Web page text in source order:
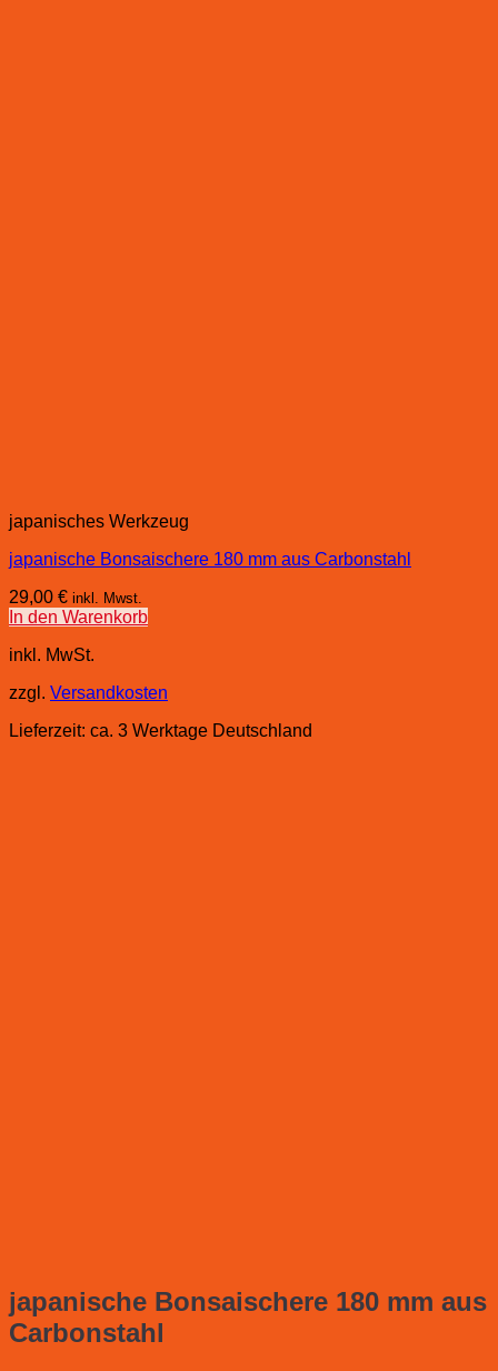
japanisches Werkzeug
japanische Bonsaischere 180 mm aus Carbonstahl
29,00 € inkl. Mwst.
In den Warenkorb
inkl. MwSt.
zzgl. Versandkosten
Lieferzeit: ca. 3 Werktage Deutschland
japanische Bonsaischere 180 mm aus
Carbonstahl